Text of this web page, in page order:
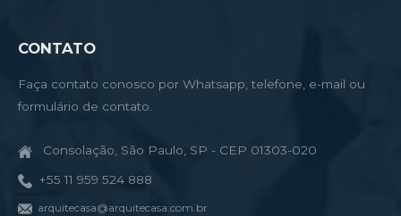
CONTATO
Faça contato conosco por Whatsapp, telefone, e-mail ou
formulário de contato.
Consolação, São Paulo, SP - CEP 01303-020
+55 11 959 524 888
arquitecasa@arquitecasa.com.br